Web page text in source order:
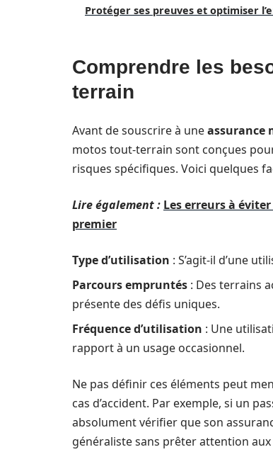
Protéger ses preuves et optimiser
Comprendre les
terrain
Avant de souscrire à uneassurance
motos tout-terrain sont conçues
risques spécifiques. Voici quelques
Lire également : Les erreurs à
premier
Type d’utilisation : S’agit-il d’une
Parcours empruntés : Des terrains
présente des défis uniques.
Fréquence d’utilisation : Une
rapport à un usage occasionnel.
Ne pas définir ces éléments peut
cas d’accident. Par exemple, si un
absolument vérifier que son
généraliste sans prêter attention